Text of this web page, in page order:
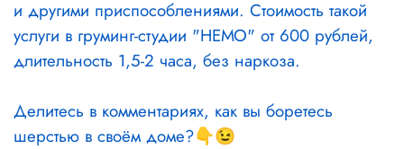
и другими приспособлениями. Стоимость такой
услуги в груминг-студии "НЕМО" от 600 рублей,
длительность 1,5-2 часа, без наркоза.
Делитесь в комментариях, как вы боретесь
шерстью в своём доме?👇😉